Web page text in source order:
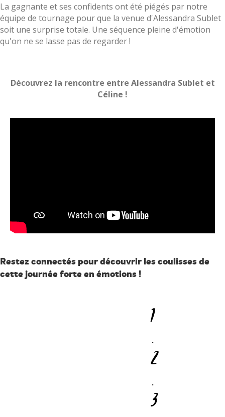
La gagnante et ses confidents ont été piégés par notre
équipe de tournage pour que la venue d'Alessandra Sublet
soit une surprise totale. Une séquence pleine d'émotion
qu'on ne se lasse pas de regarder !
Découvrez la rencontre entre Alessandra Sublet et
Céline !
Restez connectés pour découvrir les coulisses de
cette journée forte en émotions !
1
.
2
.
3